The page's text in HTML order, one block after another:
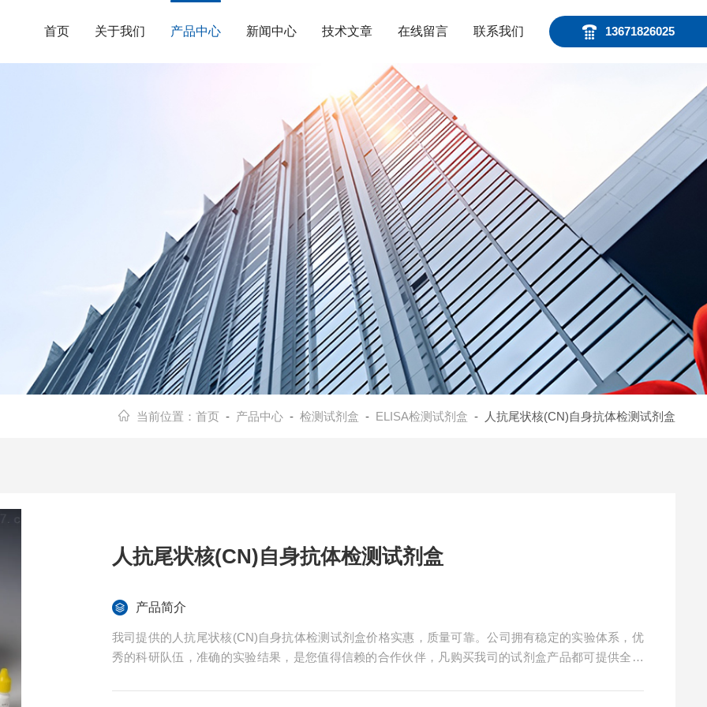
13671826025
首页 关于我们 产品中心 新闻中心 技术文章 在线留言 联系我们
当前位置： 首页 - 产品中心- 检测试剂盒 - ELISA检测试剂盒 - 人抗尾状核(CN)自身抗体检测试剂盒
人抗尾状核(CN)自身抗体检测试剂盒
产品简介
我司提供的人抗尾状核(CN)自身抗体检测试剂盒价格实惠，质量可靠。公司拥有稳定的实验体系，优
秀的科研队伍，准确的实验结果，是您值得信赖的合作伙伴，凡购买我司的试剂盒产品都可提供全程